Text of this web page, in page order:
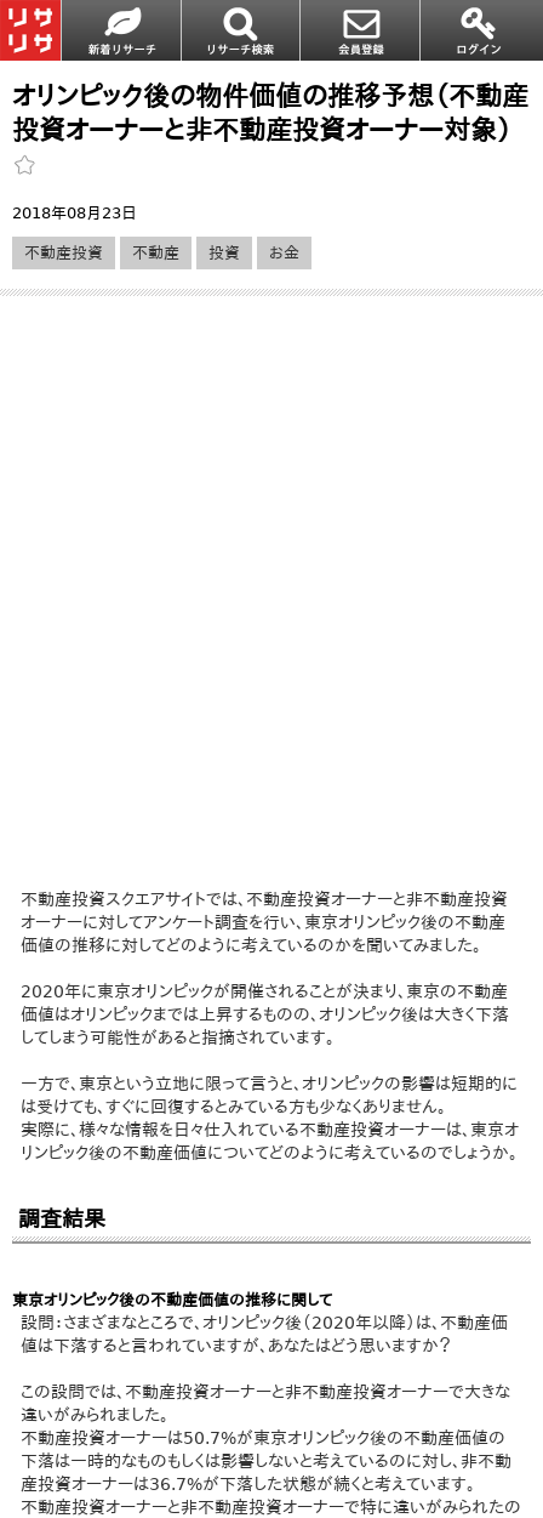
オリンピック後の物件価値の推移予想（不動産
投資オーナーと非不動産投資オーナー対象）
2018年08月23日
不動産投資 不動産 投資 お金
不動産投資スクエアサイトでは、不動産投資オーナーと非不動産投資
オーナーに対してアンケート調査を行い、東京オリンピック後の不動産
価値の推移に対してどのように考えているのかを聞いてみました。
2020年に東京オリンピックが開催されることが決まり、東京の不動産
価値はオリンピックまでは上昇するものの、オリンピック後は大きく下落
してしまう可能性があると指摘されています。
一方で、東京という立地に限って言うと、オリンピックの影響は短期的に
は受けても、すぐに回復するとみている方も少なくありません。
実際に、様々な情報を日々仕入れている不動産投資オーナーは、東京オ
リンピック後の不動産価値についてどのように考えているのでしょうか。
調査結果
東京オリンピック後の不動産価値の推移に関して
設問：さまざまなところで、オリンピック後（2020年以降）は、不動産価
値は下落すると言われていますが、あなたはどう思いますか？
この設問では、不動産投資オーナーと非不動産投資オーナーで大きな
違いがみられました。
不動産投資オーナーは50.7%が東京オリンピック後の不動産価値の
下落は一時的なものもしくは影響しないと考えているのに対し、非不動
産投資オーナーは36.7%が下落した状態が続くと考えています。
不動産投資オーナーと非不動産投資オーナーで特に違いがみられたの